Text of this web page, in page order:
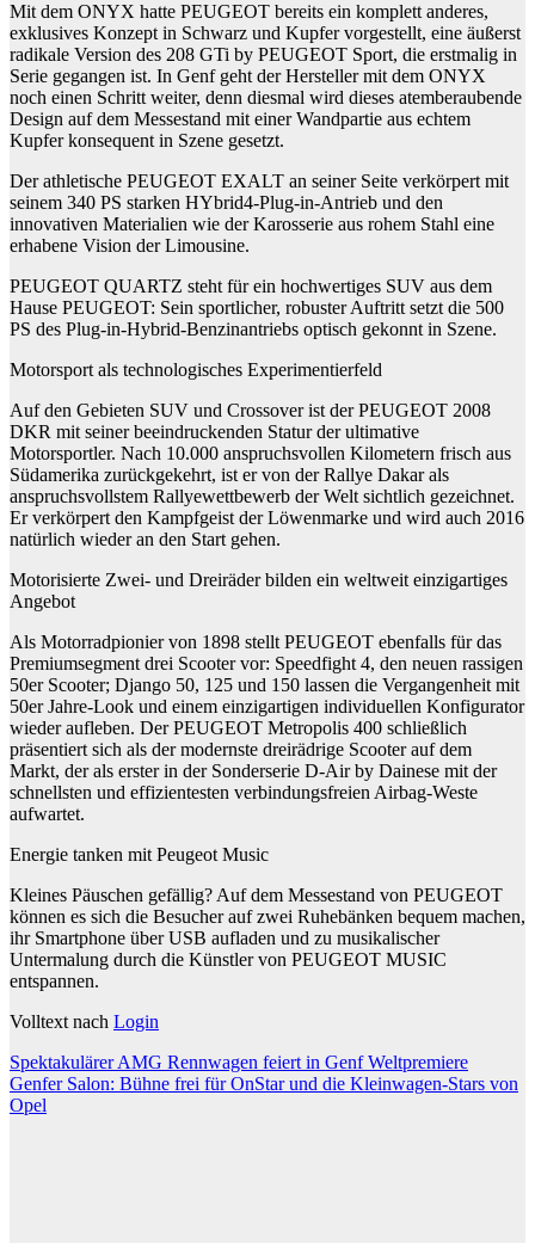
Mit dem ONYX hatte PEUGEOT bereits ein komplett anderes,
exklusives Konzept in Schwarz und Kupfer vorgestellt, eine äußerst
radikale Version des 208 GTi by PEUGEOT Sport, die erstmalig in
Serie gegangen ist. In Genf geht der Hersteller mit dem ONYX
noch einen Schritt weiter, denn diesmal wird dieses atemberaubende
Design auf dem Messestand mit einer Wandpartie aus echtem
Kupfer konsequent in Szene gesetzt.
Der athletische PEUGEOT EXALT an seiner Seite verkörpert mit
seinem 340 PS starken HYbrid4-Plug-in-Antrieb und den
innovativen Materialien wie der Karosserie aus rohem Stahl eine
erhabene Vision der Limousine.
PEUGEOT QUARTZ steht für ein hochwertiges SUV aus dem
Hause PEUGEOT: Sein sportlicher, robuster Auftritt setzt die 500
PS des Plug-in-Hybrid-Benzinantriebs optisch gekonnt in Szene.
Motorsport als technologisches Experimentierfeld
Auf den Gebieten SUV und Crossover ist der PEUGEOT 2008
DKR mit seiner beeindruckenden Statur der ultimative
Motorsportler. Nach 10.000 anspruchsvollen Kilometern frisch aus
Südamerika zurückgekehrt, ist er von der Rallye Dakar als
anspruchsvollstem Rallyewettbewerb der Welt sichtlich gezeichnet.
Er verkörpert den Kampfgeist der Löwenmarke und wird auch 2016
natürlich wieder an den Start gehen.
Motorisierte Zwei- und Dreiräder bilden ein weltweit einzigartiges
Angebot
Als Motorradpionier von 1898 stellt PEUGEOT ebenfalls für das
Premiumsegment drei Scooter vor: Speedfight 4, den neuen rassigen
50er Scooter; Django 50, 125 und 150 lassen die Vergangenheit mit
50er Jahre-Look und einem einzigartigen individuellen Konfigurator
wieder aufleben. Der PEUGEOT Metropolis 400 schließlich
präsentiert sich als der modernste dreirädrige Scooter auf dem
Markt, der als erster in der Sonderserie D-Air by Dainese mit der
schnellsten und effizientesten verbindungsfreien Airbag-Weste
aufwartet.
Energie tanken mit Peugeot Music
Kleines Päuschen gefällig? Auf dem Messestand von PEUGEOT
können es sich die Besucher auf zwei Ruhebänken bequem machen,
ihr Smartphone über USB aufladen und zu musikalischer
Untermalung durch die Künstler von PEUGEOT MUSIC
entspannen.
Volltext nach Login
Beitragsnavigation
Spektakulärer AMG Rennwagen feiert in Genf Weltpremiere
Genfer Salon: Bühne frei für OnStar und die Kleinwagen-Stars von
Opel